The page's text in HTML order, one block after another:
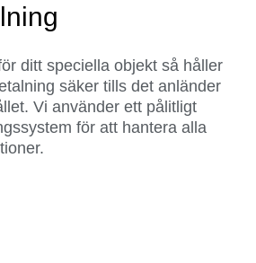
ditt speciella objekt så håller
säker tills det anländer
Vi använder ett pålitligt
för att hantera alla